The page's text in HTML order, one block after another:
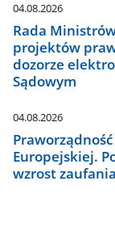
04.08.2026
Rada
projektów
dozorze
Sądowym
04.08.2026
Europejskiej.
wzrost